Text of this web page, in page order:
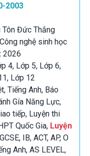
2003
Đức Thắng
Công nghệ sinh học
2026
4, Lớp 5, Lớp 6,
Lớp 12
Tiếng Anh, Báo
Gía Năng Lực,
tiếp, Luyện thi
Quốc Gia, Luyện
IB, ACT, AP, O
Anh, AS LEVEL,